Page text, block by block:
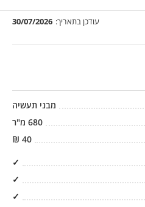
עודכן בתאריך: 30/07/2026
מבני תעשיה
680 מ"ר
40
₪
✓
✓
✓